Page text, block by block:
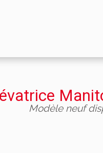
Modèle neuf